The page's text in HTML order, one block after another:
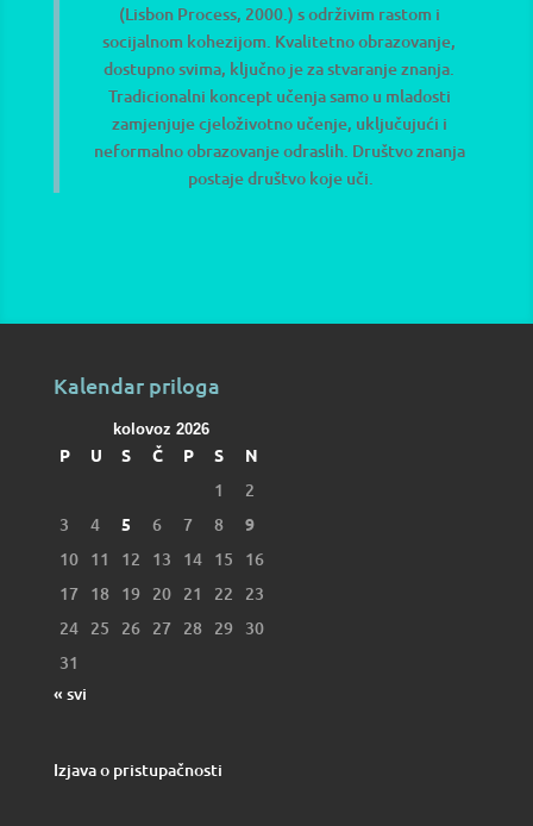
(Lisbon Process, 2000.) s održivim rastom i
socijalnom kohezijom. Kvalitetno obrazovanje,
dostupno svima, ključno je za stvaranje znanja.
Tradicionalni koncept učenja samo u mladosti
zamjenjuje cjeloživotno učenje, uključujući i
neformalno obrazovanje odraslih. Društvo znanja
postaje društvo koje uči.
Kalendar priloga
kolovoz 2026
P U S Č P S N
1
2
3
4 5 6 7 8 9
10 11 12 13 14 15
16
17 18 19 20 21 22
23
24 25 26 27 28 29
30
31
« svi
Izjava o pristupačnosti